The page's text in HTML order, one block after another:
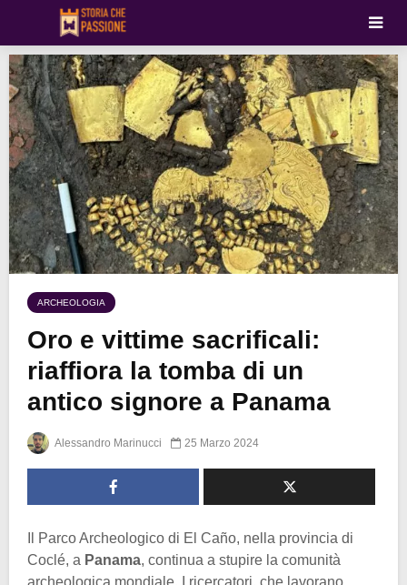
ARCHEOLOGIA
Oro e vittime sacrificali:
riaffiora la tomba di un
antico signore a Panama
Alessandro Marinucci 25 Marzo 2024
Il Parco Archeologico di El Caño, nella provincia di
Coclé, a Panama, continua a stupire la comunità
archeologica mondiale. I ricercatori, che lavorano